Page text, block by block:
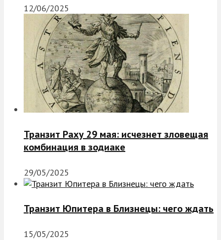
12/06/2025
Транзит Раху 29 мая: исчезнет зловещая
комбинация в зодиаке
29/05/2025
Транзит Юпитера в Близнецы: чего ждать
15/05/2025